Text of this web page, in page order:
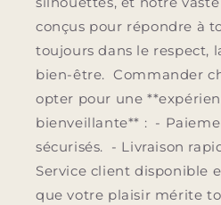
conçus pour répondre à
toujours dans le respect,
bien-être. Commander
opter pour une
bienveillante** : -
sécurisés. - Livraison
Service client disponible
que votre plaisir mérite